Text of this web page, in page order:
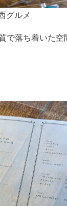
グルメ
で落ち着いた空